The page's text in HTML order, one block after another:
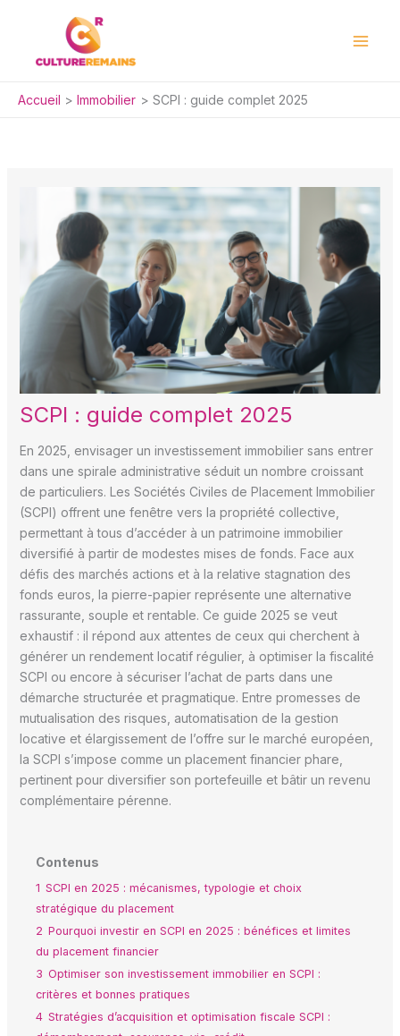
Accueil Immobilier SCPI : guide complet 2025
SCPI : guide complet 2025
En 2025, envisager un investissement immobilier sans entrer
dans une spirale administrative séduit un nombre croissant
de particuliers. Les Sociétés Civiles de Placement Immobilier
(SCPI) offrent une fenêtre vers la propriété collective,
permettant à tous d’accéder à un patrimoine immobilier
diversifié à partir de modestes mises de fonds. Face aux
défis des marchés actions et à la relative stagnation des
fonds euros, la pierre-papier représente une alternative
rassurante, souple et rentable. Ce guide 2025 se veut
exhaustif : il répond aux attentes de ceux qui cherchent à
générer un rendement locatif régulier, à optimiser la fiscalité
SCPI ou encore à sécuriser l’achat de parts dans une
démarche structurée et pragmatique. Entre promesses de
mutualisation des risques, automatisation de la gestion
locative et élargissement de l’offre sur le marché européen,
la SCPI s’impose comme un placement financier phare,
pertinent pour diversifier son portefeuille et bâtir un revenu
complémentaire pérenne.
Contenus
1 SCPI en 2025 : mécanismes, typologie et choix
stratégique du placement
2 Pourquoi investir en SCPI en 2025 : bénéfices et limites
du placement financier
3 Optimiser son investissement immobilier en SCPI :
critères et bonnes pratiques
4 Stratégies d’acquisition et optimisation fiscale SCPI :